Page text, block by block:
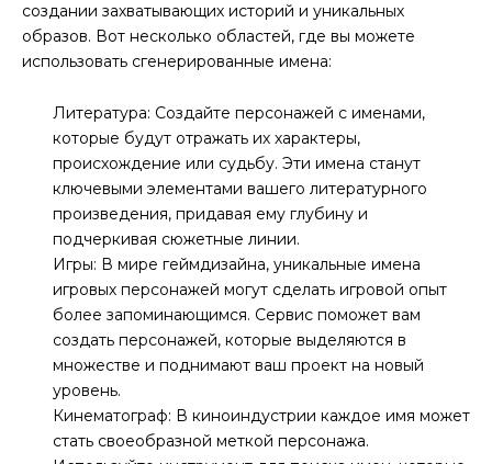
создании захватывающих историй и уникальных
образов. Вот несколько областей, где вы можете
использовать сгенерированные имена:
Литература: Создайте персонажей с именами,
которые будут отражать их характеры,
происхождение или судьбу. Эти имена станут
ключевыми элементами вашего литературного
произведения, придавая ему глубину и
подчеркивая сюжетные линии.
Игры: В мире геймдизайна, уникальные имена
игровых персонажей могут сделать игровой опыт
более запоминающимся. Сервис поможет вам
создать персонажей, которые выделяются в
множестве и поднимают ваш проект на новый
уровень.
Кинематограф: В киноиндустрии каждое имя может
стать своеобразной меткой персонажа.